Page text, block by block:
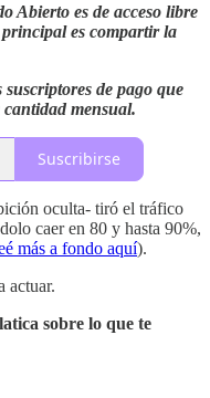
Abierto es de acceso libre
es compartir la
suscriptores de pago que
mensual.
Suscribirse
oculta- tiró el tráfico
caer en 80 y hasta 90%,
más a fondo aquí).
actuar.
sobre lo que te